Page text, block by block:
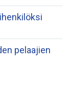
pelaajien